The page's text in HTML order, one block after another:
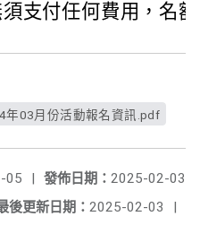
支付任何費用，名
年03月份活動報名資訊.pdf
發佈日期： 2025-02-03
05
|
後更新日期： 2025-02-03 |